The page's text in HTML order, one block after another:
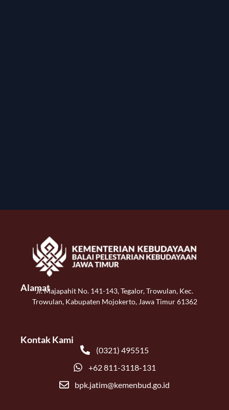
AlamatJl. Majapahit No. 141-143, Tegalor, Trowulan, Kec.
Trowulan, Kabupaten Mojokerto, Jawa Timur 61362
Kontak Kami
(0321) 495515
+62 811-3118-131
bpk.jatim@kemenbud.go.id